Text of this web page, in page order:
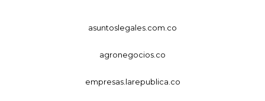
asuntoslegales.com.co
agronegocios.co
empresas.larepublica.co